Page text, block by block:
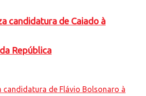
candidatura de Caiado à
República